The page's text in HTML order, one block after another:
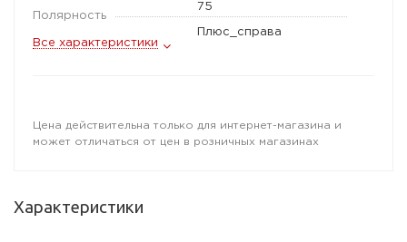
75
Полярность
Плюс_справа
Все характеристики
Цена действительна только для интернет-магазина и
может отличаться от цен в розничных магазинах
Характеристики